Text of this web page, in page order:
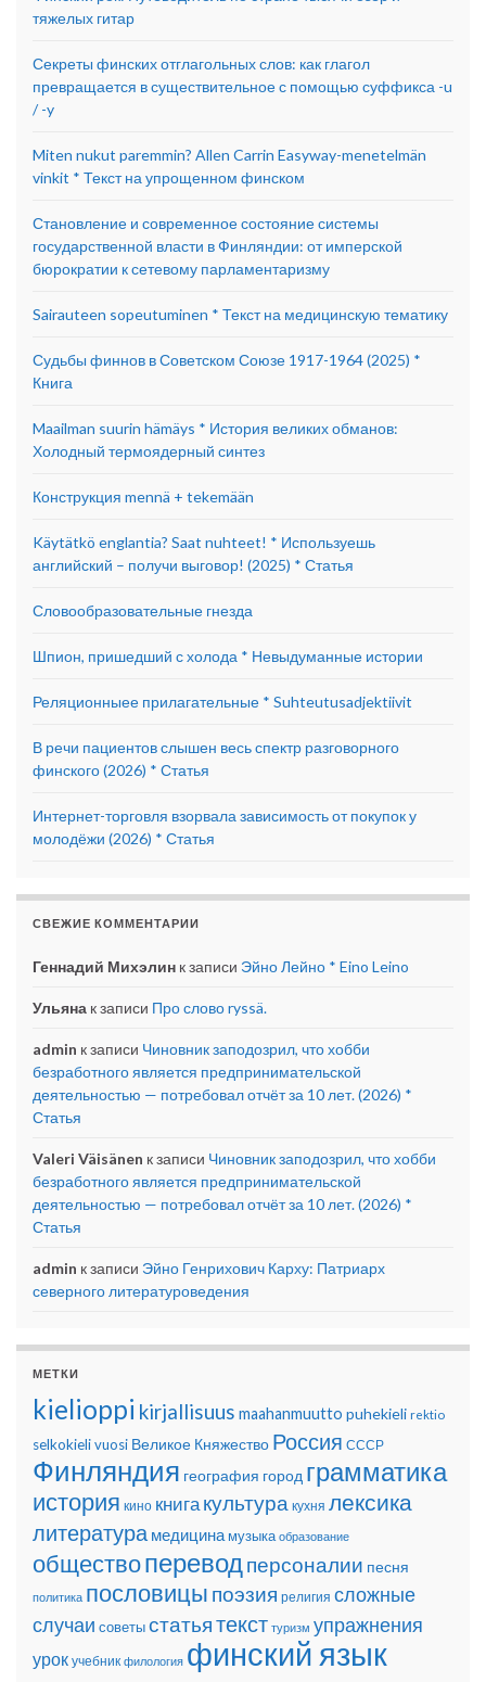
тяжелых гитар
Секреты финских отглагольных слов: как глагол
превращается в существительное с помощью суффикса -u
/ -y
Miten nukut paremmin? Allen Carrin Easyway-menetelmän
vinkit * Текст на упрощенном финском
Становление и современное состояние системы
государственной власти в Финляндии: от имперской
бюрократии к сетевому парламентаризму
Sairauteen sopeutuminen * Текст на медицинскую тематику
Судьбы финнов в Советском Союзе 1917-1964 (2025) *
Книга
Maailman suurin hämäys * История великих обманов:
Холодный термоядерный синтез
Конструкция mennä + tekemään
Käytätkö englantia? Saat nuhteet! * Используешь
английский – получи выговор! (2025) * Статья
Словообразовательные гнезда
Шпион, пришедший с холода * Невыдуманные истории
Реляционныее прилагательные * Suhteutusadjektiivit
В речи пациентов слышен весь спектр разговорного
финского (2026) * Статья
Интернет-торговля взорвала зависимость от покупок у
молодёжи (2026) * Статья
СВЕЖИЕ КОММЕНТАРИИ
Геннадий Михэлин к записи Эйно Лейно * Eino Leino
Ульяна к записи Про слово ryssä.
admin к записи Чиновник заподозрил, что хобби
безработного является предпринимательской
деятельностью — потребовал отчёт за 10 лет. (2026) *
Статья
Valeri Väisänen к записи Чиновник заподозрил, что хобби
безработного является предпринимательской
деятельностью — потребовал отчёт за 10 лет. (2026) *
Статья
admin к записи Эйно Генрихович Карху: Патриарх
северного литературоведения
МЕТКИ
kielioppi kirjallisuus maahanmuutto puhekieli rektio
selkokielivuosi Великое Княжество Россия СССР
Финляндия география город грамматика
история кино книгакультура кухня лексика
литература медицина музыка образование
обществопереводперсоналии песня
политика пословицы поэзия религия сложные
случаи советыстатьятекст туризм упражнения
урок учебник филология финский язык